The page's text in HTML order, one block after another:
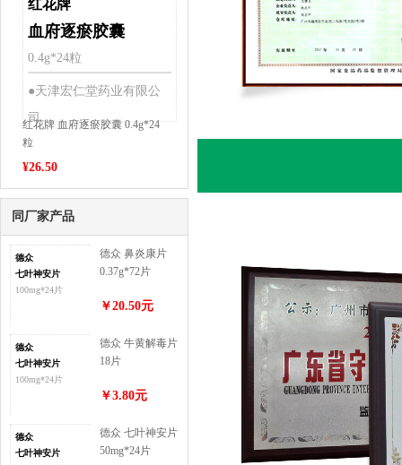
红花牌
血府逐瘀胶囊
0.4g*24粒
●天津宏仁堂药业有限公
司
红花牌 血府逐瘀胶囊 0.4g*24
粒
¥26.50
同厂家产品
德众
七叶神安片
100mg*24片
德众 鼻炎康片
0.37g*72片
￥20.50元
德众
七叶神安片
100mg*24片
德众 牛黄解毒片
18片
￥3.80元
德众
七叶神安片
德众 七叶神安片
50mg*24片